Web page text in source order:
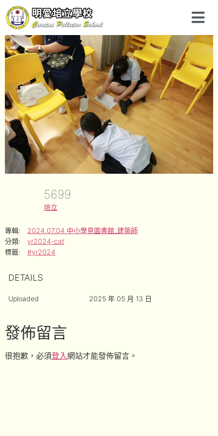
5699
培立
專輯:
2024.07.04 中小學見圖書館_建築師
分類:
yr2024-cat
標籤:
#yr2024
DETAILS
Uploaded 2025 年 05 月 13 日
發佈留言
很抱歉，必須登入網站才能發佈留言。